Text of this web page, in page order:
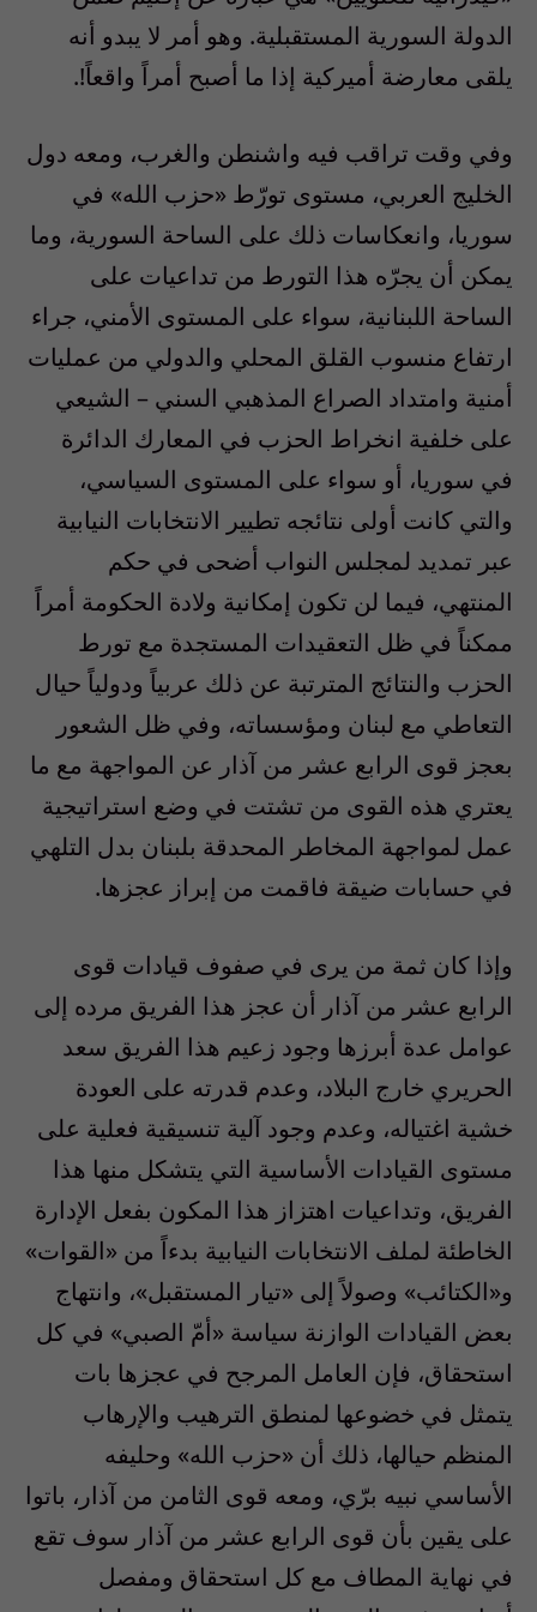
الدولة السورية المستقبلية. وهو أمر لا يبدو أنه
يلقى معارضة أميركية إذا ما أصبح أمراً واقعاً!.
وفي وقت تراقب فيه واشنطن والغرب، ومعه دول
الخليج العربي، مستوى تورّط «حزب الله» في
سوريا، وانعكاسات ذلك على الساحة السورية، وما
يمكن أن يجرّه هذا التورط من تداعيات على
الساحة اللبنانية، سواء على المستوى الأمني، جراء
ارتفاع منسوب القلق المحلي والدولي من عمليات
أمنية وامتداد الصراع المذهبي السني – الشيعي
على خلفية انخراط الحزب في المعارك الدائرة
في سوريا، أو سواء على المستوى السياسي،
والتي كانت أولى نتائجه تطيير الانتخابات النيابية
عبر تمديد لمجلس النواب أضحى في حكم
المنتهي، فيما لن تكون إمكانية ولادة الحكومة أمراً
ممكناً في ظل التعقيدات المستجدة مع تورط
الحزب والنتائج المترتبة عن ذلك عربياً ودولياً حيال
التعاطي مع لبنان ومؤسساته، وفي ظل الشعور
بعجز قوى الرابع عشر من آذار عن المواجهة مع ما
يعتري هذه القوى من تشتت في وضع استراتيجية
عمل لمواجهة المخاطر المحدقة بلبنان بدل التلهي
في حسابات ضيقة فاقمت من إبراز عجزها.
وإذا كان ثمة من يرى في صفوف قيادات قوى
الرابع عشر من آذار أن عجز هذا الفريق مرده إلى
عوامل عدة أبرزها وجود زعيم هذا الفريق سعد
الحريري خارج البلاد، وعدم قدرته على العودة
خشية اغتياله، وعدم وجود آلية تنسيقية فعلية على
مستوى القيادات الأساسية التي يتشكل منها هذا
الفريق، وتداعيات اهتزاز هذا المكون بفعل الإدارة
الخاطئة لملف الانتخابات النيابية بدءاً من «القوات»
و«الكتائب» وصولاً إلى «تيار المستقبل»، وانتهاج
بعض القيادات الوازنة سياسة «أمّ الصبي» في كل
استحقاق، فإن العامل المرجح في عجزها بات
يتمثل في خضوعها لمنطق الترهيب والإرهاب
المنظم حيالها، ذلك أن «حزب الله» وحليفه
الأساسي نبيه برّي، ومعه قوى الثامن من آذار، باتوا
على يقين بأن قوى الرابع عشر من آذار سوف تقع
في نهاية المطاف مع كل استحقاق ومفصل